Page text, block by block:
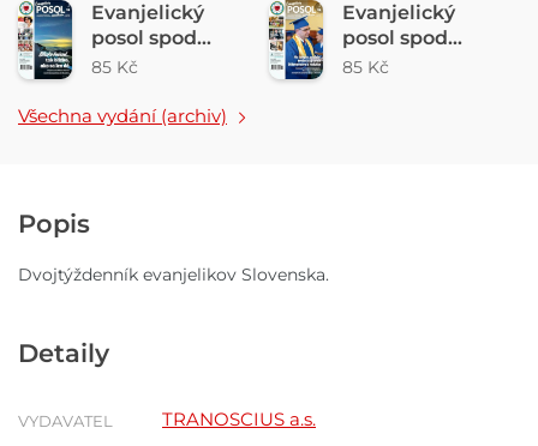
Evanjelický
posol spod
Tatier 15/2026
85 Kč
Evanjelický
posol spod
Tatier 14/2026
85 Kč
Všechna vydání (archiv)
Popis
Dvojtýždenník evanjelikov Slovenska.
Detaily
VYDAVATEL TRANOSCIUS a.s.